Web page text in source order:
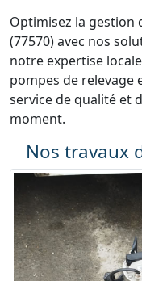
Optimisez la gestion
(77570) avec nos
notre expertise
pompes de relevage
service de qualité et
moment.
Nos travaux